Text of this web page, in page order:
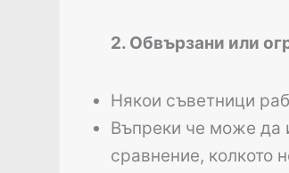
2. Обвързани или
Някои съветници
Въпреки че може да
сравнение, колкото